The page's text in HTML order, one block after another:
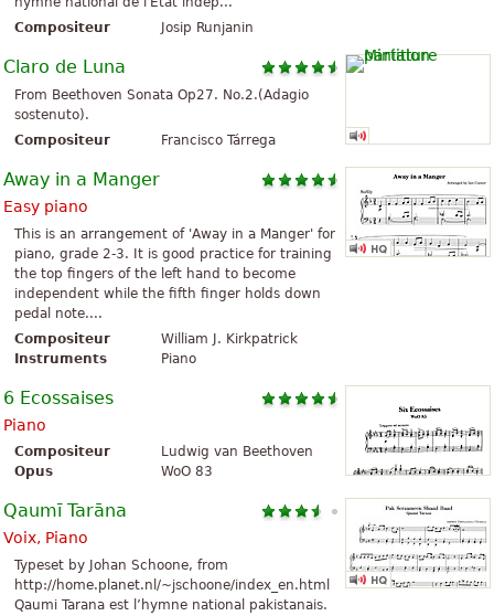
Compositeur
Josip Runjanin
Claro de Luna
From Beethoven Sonata Op27. No.2.(Adagio
sostenuto).
Compositeur
Francisco Tárrega
Away in a Manger
Easy piano
This is an arrangement of 'Away in a Manger' for
piano, grade 2-3. It is good practice for training
the top fingers of the left hand to become
independent while the fifth finger holds down
pedal note....
Compositeur
William J. Kirkpatrick
Instruments
Piano
6 Ecossaises
Piano
Compositeur
Ludwig van Beethoven
Opus
WoO 83
Qaumī Tarāna
Voix, Piano
Typeset by Johan Schoone, from
http://home.planet.nl/~jschoone/index_en.html
Qaumi Tarana est l’hymne national pakistanais.